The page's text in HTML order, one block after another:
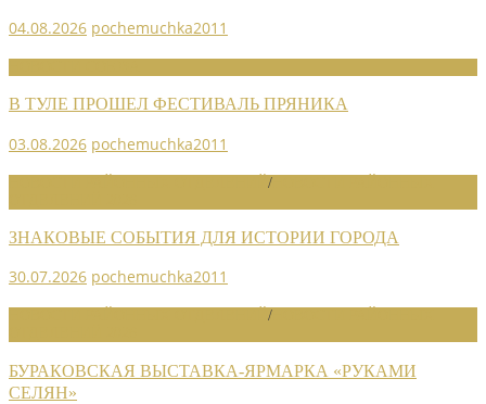
04.08.2026 pochemuchka2011
В ТУЛЕ ПРОШЕЛ ФЕСТИВАЛЬ ПРЯНИКА
03.08.2026 pochemuchka2011
/
ЗНАКОВЫЕ СОБЫТИЯ ДЛЯ ИСТОРИИ ГОРОДА
30.07.2026 pochemuchka2011
/
БУРАКОВСКАЯ ВЫСТАВКА-ЯРМАРКА «РУКАМИ
СЕЛЯН»